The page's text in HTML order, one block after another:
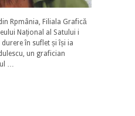
Rpmânia, Filiala Grafică
Național al Satului i
durere în suflet și își ia
un grafician
…